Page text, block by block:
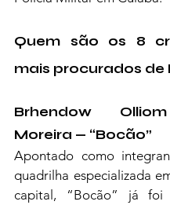
Quem são os 8
mais procurados de
Brhendow
Moreira — “Bocão”
Apontado como
quadrilha especializada
capital, “Bocão” já